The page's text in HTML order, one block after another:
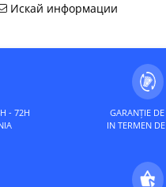
Искай информации
- 72H
GARANȚIE
IN TERMEN